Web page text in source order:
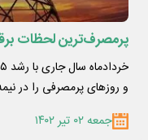
پرمصرف‌ترین لحظات
و روزهای پرمصرفی را در
جمعه ۰۲ تیر ۱۴۰۲